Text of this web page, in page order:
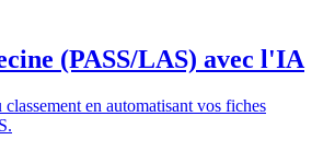
(PASS/LAS) avec l'IA
classement en automatisant vos fiches